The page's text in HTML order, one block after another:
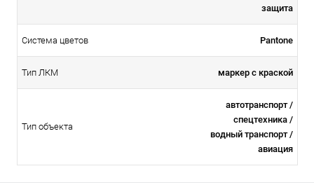
защита
Система цветов Pantone
Тип ЛКМ маркер с краской
Тип объекта
автотранспорт /
спецтехника /
водный транспорт /
авиация